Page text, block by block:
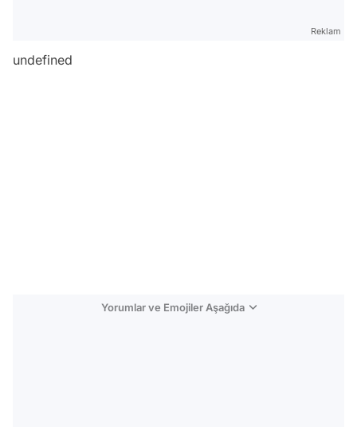
Reklam
undefined
Yorumlar ve Emojiler Aşağıda